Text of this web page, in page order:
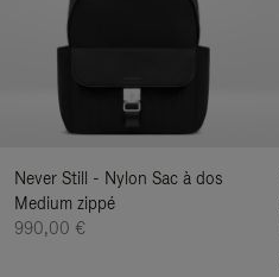
Never Still - Nylon Sac à dos
Medium zippé
990,00 €